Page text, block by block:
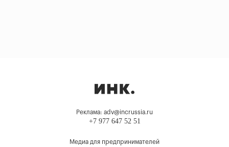
Реклама: adv@incrussia.ru
+7 977 647 52 51
Медиа для предпринимателей